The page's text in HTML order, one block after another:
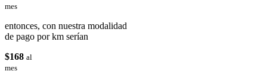
mes
entonces, con nuestra modalidad
de pago por km serían
$168 al
mes